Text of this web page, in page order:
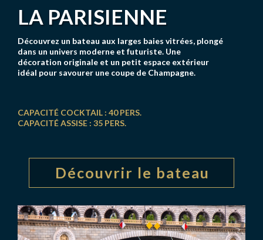
LA PARISIENNE
Découvrez un bateau aux larges baies vitrées, plongé
dans un univers moderne et futuriste. Une
décoration originale et un petit espace extérieur
idéal pour savourer une coupe de Champagne.
CAPACITÉ COCKTAIL : 40 PERS.
CAPACITÉ ASSISE : 35 PERS.
Découvrir le bateau